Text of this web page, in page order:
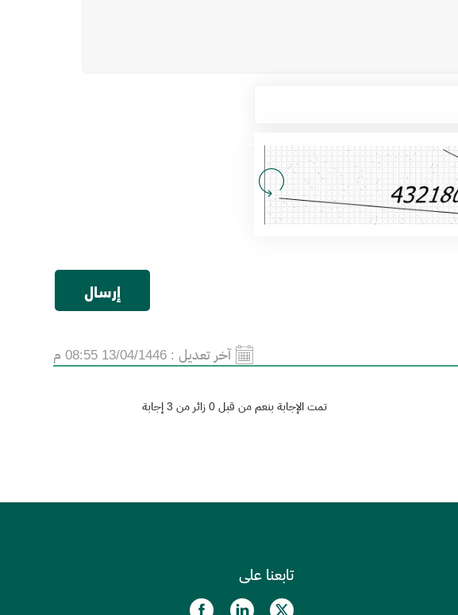
آخر تعديل : 13/04/1446 08:55 م
تمت الإجابة بنعم من قبل 0 زائر من 3 إجابة
تابعنا على